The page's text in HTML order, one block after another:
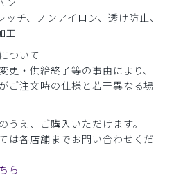
ッチ、ノンアイロン、透け防止、
工
ついて
・供給終了等の事由により、
ご注文時の仕様と若干異なる場
え、ご購入いただけます。
は各店舗までお問い合わせくだ
ら